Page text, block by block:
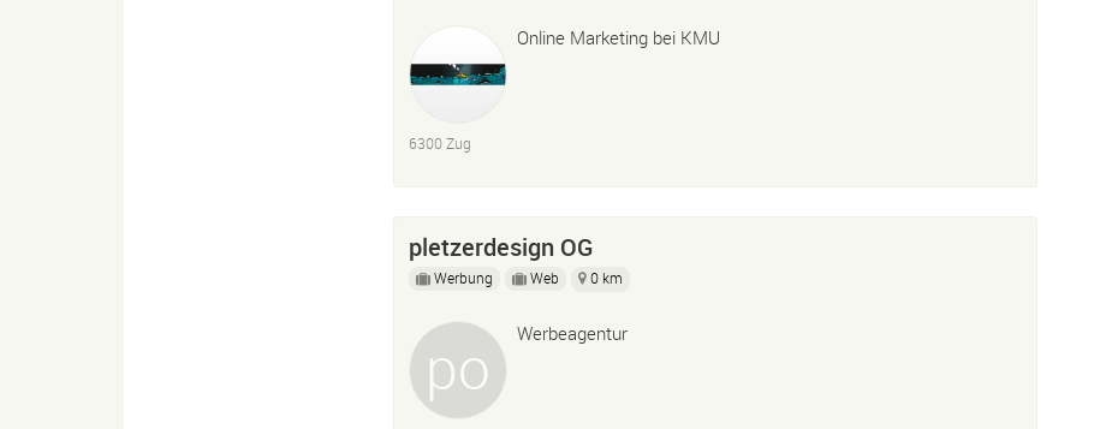
Online Marketing bei KMU
6300 Zug
pletzerdesign OG
Werbung Web 0 km
Werbeagentur